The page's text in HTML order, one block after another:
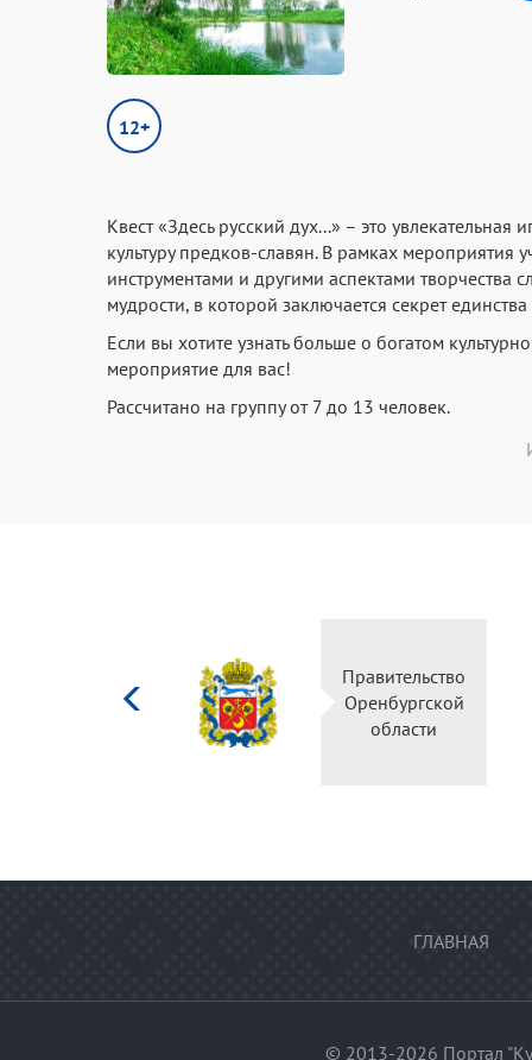
12+
Квест «Здесь русский дух...» – это увлекательная
культуру предков-славян. В рамках
инструментами и другими аспектами творчества
мудрости, в которой заключается секрет
Если вы хотите узнать больше о богатом
мероприятие для вас!
Рассчитано на группу от 7 до 13 человек.
культуры
Российской
Правительство
Оренбургской
области
ГЛАВНАЯ
© 2013-2026 Портал